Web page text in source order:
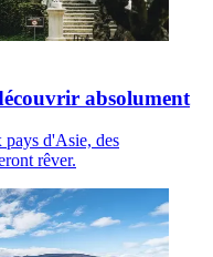
absolument
pays d'Asie, des
rêver.